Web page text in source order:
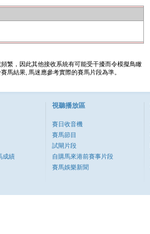
繁，因此其他接收系統有可能受干擾而令模擬鳥瞰
馬結果, 馬迷應參考實際的賽馬片段為準。
成績
視聽播放區
賽日收音機
賽馬節目
試閘片段
自購馬來港前賽事片段
賽馬娛樂新聞